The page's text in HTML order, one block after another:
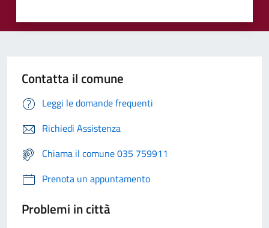
Contatta il comune
Leggi le domande frequenti
Richiedi Assistenza
Chiama il comune 035 759911
Prenota un appuntamento
Problemi in città